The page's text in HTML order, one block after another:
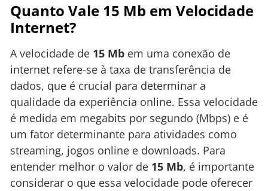
Quanto Vale 15 Mb em Velocidade
Internet?
A velocidade de 15 Mb em uma conexão de
internet refere-se à taxa de transferência de
dados, que é crucial para determinar a
qualidade da experiência online. Essa velocidade
é medida em megabits por segundo (Mbps) e é
um fator determinante para atividades como
streaming, jogos online e downloads. Para
entender melhor o valor de 15 Mb, é importante
considerar o que essa velocidade pode oferecer